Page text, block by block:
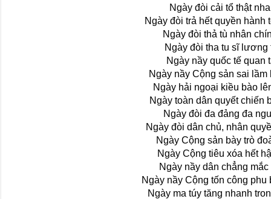
Ngày đòi cải tổ thật
Ngày đòi trả hết quyền hành
Ngày đòi thả tù nhân
Ngày đòi tha tu sĩ lương
Ngày nầy quốc tế quan
Ngày nầy Cộng sản sai lầm
Ngày hải ngoại kiều bào
Ngày toàn dân quyết chiến
Ngày đòi đa đảng đa
Ngày đòi dân chủ, nhân
Ngày Cộng sản bày trò
Ngày Cộng tiêu xóa hết
Ngày nầy dân chẳng
Ngày nầy Cộng tốn công phu
Ngày ma túy tăng nhanh